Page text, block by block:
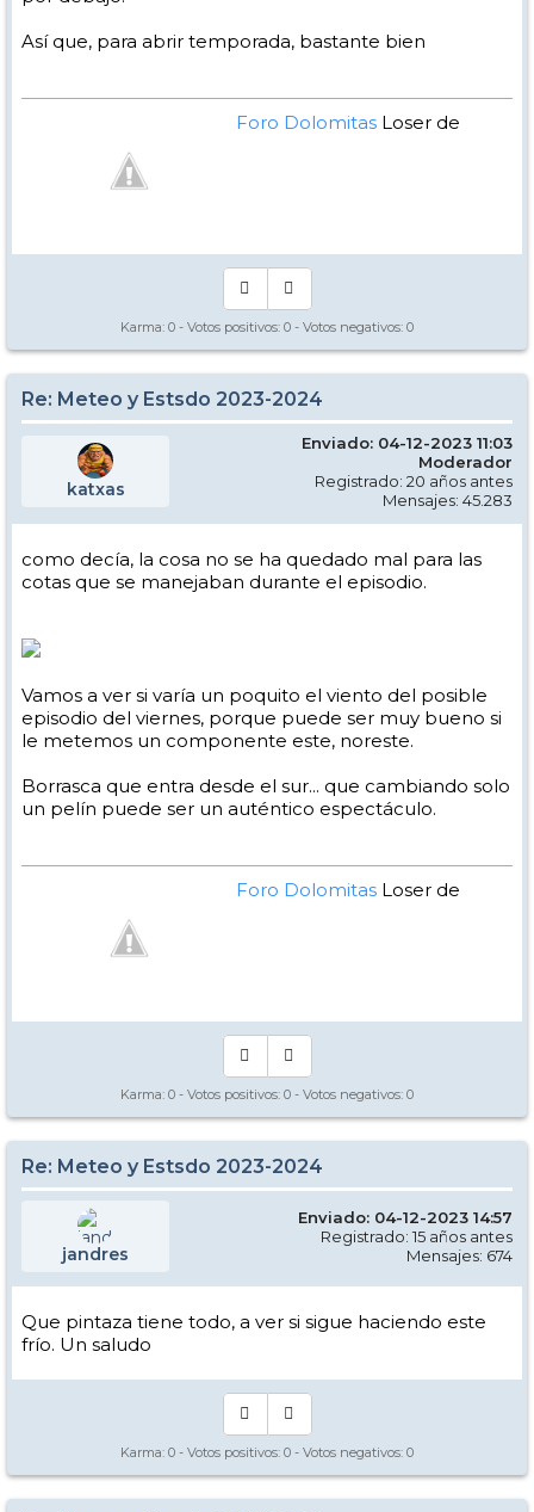
Así que, para abrir temporada, bastante bien
Foro DolomitasLoser de
Karma: 0 - Votos positivos: 0 - Votos negativos: 0
Re: Meteo y Estsdo 2023-2024
katxas
Enviado: 04-12-2023 11:03
Moderador
Registrado: 20 años antes
Mensajes: 45.283
como decía, la cosa no se ha quedado mal para las
cotas que se manejaban durante el episodio.
Vamos a ver si varía un poquito el viento del posible
episodio del viernes, porque puede ser muy bueno si
le metemos un componente este, noreste.
Borrasca que entra desde el sur... que cambiando solo
un pelín puede ser un auténtico espectáculo.
Foro DolomitasLoser de
Karma: 0 - Votos positivos: 0 - Votos negativos: 0
Re: Meteo y Estsdo 2023-2024
jandres
Enviado: 04-12-2023 14:57
Registrado: 15 años antes
Mensajes: 674
Que pintaza tiene todo, a ver si sigue haciendo este
frío. Un saludo
Karma: 0 - Votos positivos: 0 - Votos negativos: 0